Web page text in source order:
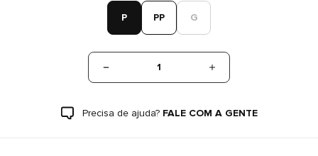
P PP G
1
Precisa de ajuda? FALE COM A GENTE